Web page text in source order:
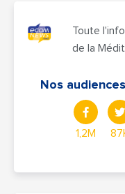
Toute
de la
Nos
1,2M